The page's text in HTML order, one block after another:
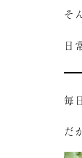
そ
日
毎
だ